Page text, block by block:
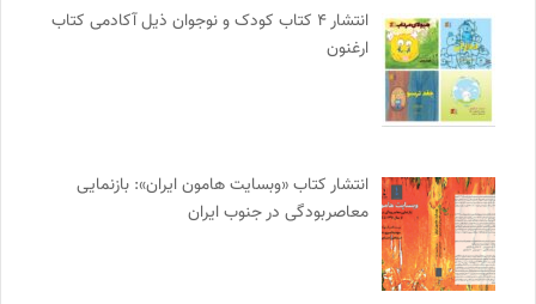
انتشار ۴ کتاب کودک و نوجوان ذیل آکادمی کتاب
ارغنون
انتشار کتاب «وبسایت هامون ایران»: بازنمایی
معاصربودگی در جنوب ایران